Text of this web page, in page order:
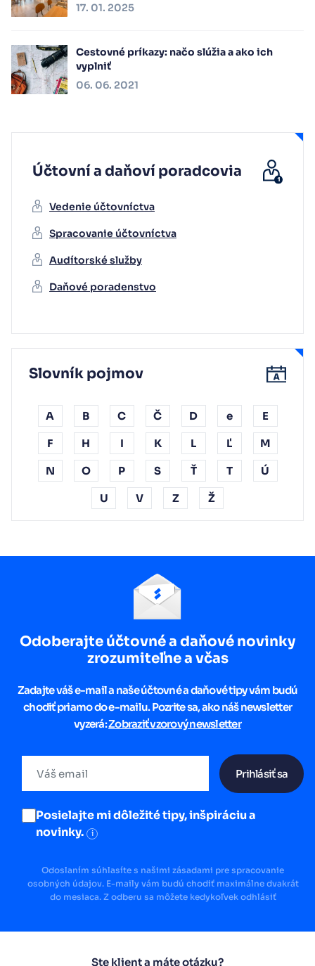
17. 01. 2025
Cestovné príkazy: načo slúžia a ako ich
vyplniť
06. 06. 2021
Účtovní a daňoví poradcovia
Vedenie účtovníctva
Spracovanie účtovníctva
Audítorské služby
Daňové poradenstvo
Slovník pojmov
A B C Č D e E
F H I K L Ľ M
N O P S Ť T Ú
U V Z Ž
Odoberajte účtovné a daňové novinky
zrozumiteľne a včas
Zadajte váš e-mail a naše účtovné a daňové tipy vám budú
chodiť priamo do e-mailu. Pozrite sa, ako náš newsletter
vyzerá:Zobraziť vzorový newsletter
Prihlásiť sa
Posielajte mi dôležité tipy, inšpiráciu a
novinky.
i
Odoslaním súhlasíte s našimi zásadami pre spracovanie
osobných údajov. E-maily vám budú chodiť maximálne dvakrát
do mesiaca. Z odberu sa môžete kedykoľvek odhlásiť
Ste klient a máte otázku?